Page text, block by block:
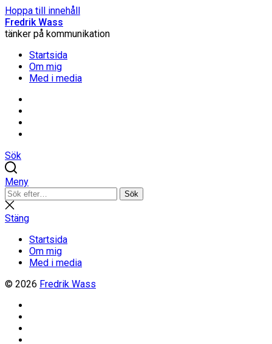
Hoppa till innehåll
Fredrik Wass
tänker på kommunikation
Startsida
Om mig
Med i media
Sök
Meny
Sök
efter:
Sök
Stäng
sökning
Stäng
Startsida
Om mig
Med i media
© 2026 Fredrik Wass